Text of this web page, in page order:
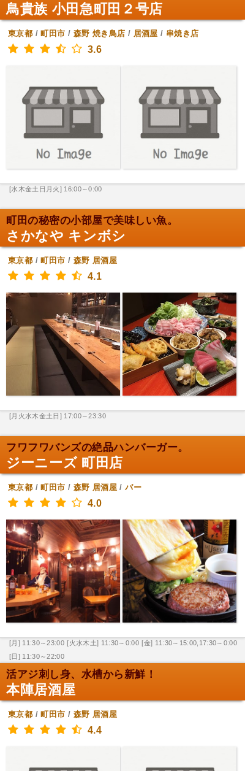
鳥貴族 小田急町田２号店
東京都 /町田市 / 森野 焼き鳥店 / 居酒屋 / 串焼き店
3.6
[水木金土日月火] 16:00～0:00
町田の秘密の小部屋で美味しい魚。
さかなや キンボシ
東京都 /町田市 / 森野 居酒屋
4.1
[月火水木金土日] 17:00～23:30
フワフワバンズの絶品ハンバーガー。
ジーニーズ 町田店
東京都 /町田市 / 森野 居酒屋 /バー
4.0
[月] 11:30～23:00 [火水木土] 11:30～0:00 [金] 11:30～15:00,17:30～0:00
[日] 11:30～22:00
活アジ刺し身、水槽から新鮮！
本陣居酒屋
東京都 /町田市 / 森野 居酒屋
4.4